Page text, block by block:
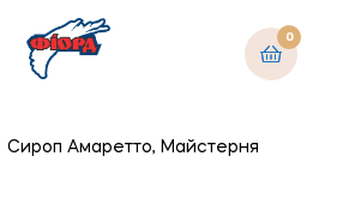
0
Сироп Амаретто, Майстерня